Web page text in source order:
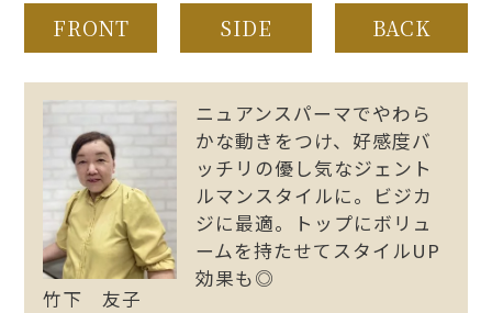
FRONT SIDE BACK
竹下 友子
ニュアンスパーマでやわら
かな動きをつけ、好感度バ
ッチリの優し気なジェント
ルマンスタイルに。ビジカ
ジに最適。トップにボリュ
ームを持たせてスタイルUP
効果も◎